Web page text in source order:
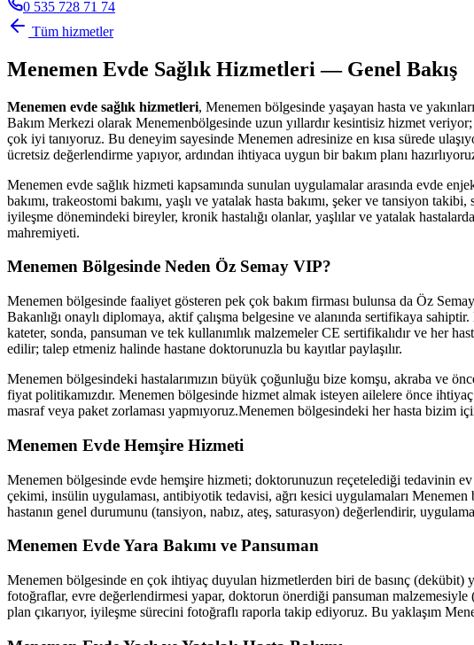
0 535 728 71 74
Tüm hizmetler
Menemen Evde Sağlık Hizmetleri — Genel Bakış
Menemen evde sağlık hizmetleri, Menemen bölgesinde yaşayan hasta ve
Bakım Merkezi olarak Menemenbölgesinde uzun yıllardır kesintisiz hizmet
çok iyi tanıyoruz. Bu deneyim sayesinde Menemen adresinize en kısa sürede
ücretsiz değerlendirme yapıyor, ardından ihtiyaca uygun bir bakım planı
Menemen evde sağlık hizmeti kapsamında sunulan uygulamalar arasında evde
bakımı, trakeostomi bakımı, yaşlı ve yatalak hasta bakımı, şeker ve tansiyon
iyileşme dönemindeki bireyler, kronik hastalığı olanlar, yaşlılar ve yatalak
mahremiyeti.
Menemen Bölgesinde Neden Öz Semay VIP?
Menemen bölgesinde faaliyet gösteren pek çok bakım firması bulunsa da Öz
Bakanlığı onaylı diplomaya, aktif çalışma belgesine ve alanında sertifikaya sahiptir.
kateter, sonda, pansuman ve tek kullanımlık malzemeler CE sertifikalıdır ve her
edilir; talep etmeniz halinde hastane doktorunuzla bu kayıtlar paylaşılır.
Menemen bölgesindeki hastalarımızın büyük çoğunluğu bize komşu, akraba ve
fiyat politikamızdır. Menemen bölgesinde hizmet almak isteyen ailelere önce
masraf veya paket zorlaması yapmıyoruz.Menemen bölgesindeki her hasta bizim
Menemen Evde Hemşire Hizmeti
Menemen bölgesinde evde hemşire hizmeti; doktorunuzun reçetelediği tedavinin
çekimi, insülin uygulaması, antibiyotik tedavisi, ağrı kesici uygulamaları Menemen
hastanın genel durumunu (tansiyon, nabız, ateş, saturasyon) değerlendirir,
Menemen Evde Yara Bakımı ve Pansuman
Menemen bölgesinde en çok ihtiyaç duyulan hizmetlerden biri de basınç (dekübit)
fotoğraflar, evre değerlendirmesi yapar, doktorun önerdiği pansuman
plan çıkarıyor, iyileşme sürecini fotoğraflı raporla takip ediyoruz. Bu yaklaşım